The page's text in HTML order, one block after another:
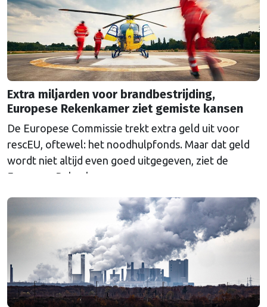
Extra miljarden voor brandbestrijding,
Europese Rekenkamer ziet gemiste kansen
De Europese Commissie trekt extra geld uit voor
rescEU, oftewel: het noodhulpfonds. Maar dat geld
wordt niet altijd even goed uitgegeven, ziet de
Europese Rekenkamer.